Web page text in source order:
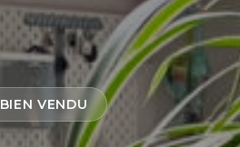
BIEN VENDU